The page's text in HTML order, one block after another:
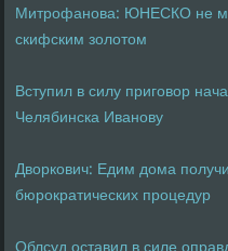
Митрофанова: ЮНЕСКО не
скифским золотом
Вступил в силу приговор
Челябинска Иванову
Дворкович: Едим дома
бюрократических процедур